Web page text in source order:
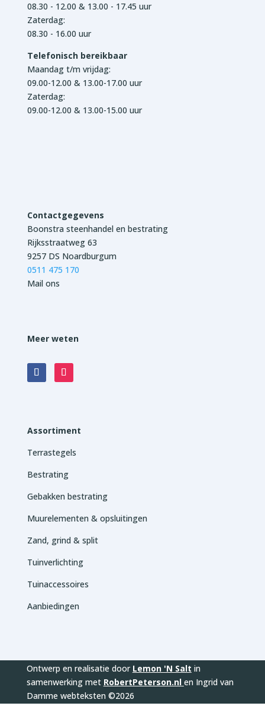
08.30 - 12.00 & 13.00 - 17.45 uur
Zaterdag:
08.30 - 16.00 uur
Telefonisch bereikbaar
Maandag t/m vrijdag:
09.00-12.00 & 13.00-17.00 uur
Zaterdag:
09.00-12.00 & 13.00-15.00 uur
Contactgegevens
Boonstra steenhandel en bestrating
Rijksstraatweg 63
9257 DS Noardburgum
0511 475 170
Mail ons
Meer weten
Assortiment
Terrastegels
Bestrating
Gebakken bestrating
Muurelementen & opsluitingen
Zand, grind & split
Tuinverlichting
Tuinaccessoires
Aanbiedingen
Ontwerp en realisatie door Lemon 'N Salt in
samenwerking met RobertPeterson.nl en Ingrid van
Damme webteksten ©2026